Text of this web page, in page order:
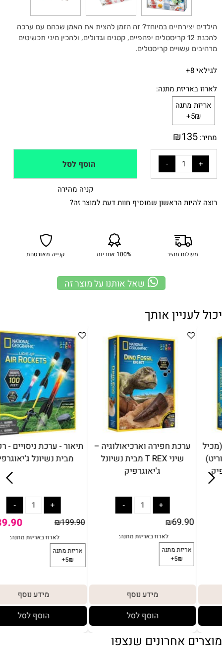
הילדים יצירתיים במיוחד? זה הזמן להצית את האמן שבהם עם ערכה
להכנת 12 קריסטלים יפהפיים, קטנים וגדולים, ולהכין מיני תכשיטים
מרהיבים עשויים קריסטלים.
לגילאי 8+
לארוז באריזת מתנה:
אריזת מתנה
5₪+
מחיר:
₪135
הוסף לסל
קניה מהירה
רוצה להיות הראשון שמוסיף חוות דעת למוצר זה?
משלוח מהיר 100% אחריות קנייה מאובטחת
שאל אותנו על מוצר זה
יכול לעניין אותך
ערכת חפירה וארכיאולוגיה –
שיני T REX מבית נשיונל
₪
מידע נוסף
הוסף לסל
מעבדת קריסטל זוהרת (מכיל
קריסטל אמיתי - פלואוריט)
מבית נשיונל ג'יאוגרפיק
₪
מידע נוסף
הוסף לסל
מוצרים אחרונים שנצפו